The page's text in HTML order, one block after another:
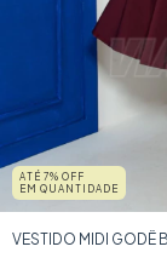
ATÉ 7% OFF
EM QUANTIDADE
VESTIDO MIDI GODÊ